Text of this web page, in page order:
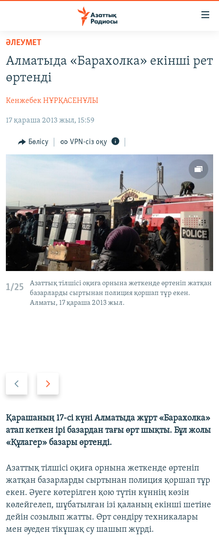
Skip
main
content
Skip
to
Navigation
AZATTYQTV
ҚАҢТАР ОҚИҒАСЫ
АДАМ ҚҰҚЫҚТАРЫ
ӘЛЕУМЕТ
ӘЛЕМ
Русский
ЖАЗЫЛЫҢЫЗ
Басқа тілдерде
ӘЛЕУМЕТ
Алматыда «Барахолка» екінші рет
өртенді
Кенжебек НҰРҚАСЕНҰЛЫ
17 қараша 2013 жыл, 15:59
Бөлісу VPN-сіз оқу
1/25
Азаттық тілшісі оқиға орнына жеткенде өртеніп жатқан
базарларды сыртынан полиция қоршап тұр екен.
Алматы, 17 қараша 2013 жыл.
Previous
Next
Қарашаның 17-сі күні Алматыда жұрт «Барахолка»
атап кеткен ірі базардан тағы өрт шықты. Бұл жолы
«Құлагер» базары өртенді.
Азаттық тілшісі оқиға орнына жеткенде өртеніп
жатқан базарларды сыртынан полиция қоршап тұр
екен. Әуеге көтерілген қою түтін күннің көзін
көлейгелеп, шұбатылған ізі қаланың екінші шетіне
дейін созылып жатты. Өрт сөндіру техникалары
мен әуеден тікұшақ су шашып жүрді.